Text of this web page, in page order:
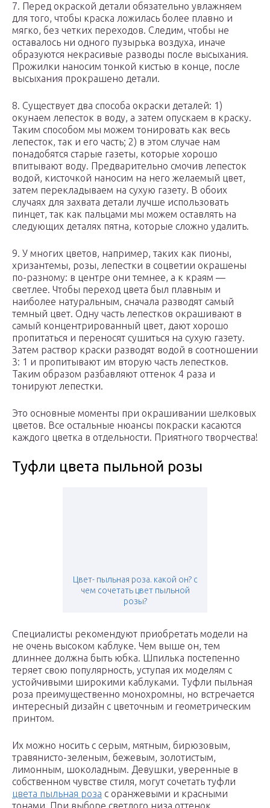
7. Перед окраской детали обязательно увлажняем
для того, чтобы краска ложилась более плавно и
мягко, без четких переходов. Следим, чтобы не
оставалось ни одного пузырька воздуха, иначе
образуются некрасивые разводы после высыхания.
Прожилки наносим тонкой кистью в конце, после
высыхания прокрашено детали.
8. Существует два способа окраски деталей: 1)
окунаем лепесток в воду, а затем опускаем в краску.
Таким способом мы можем тонировать как весь
лепесток, так и его часть; 2) в этом случае нам
понадобятся старые газеты, которые хорошо
впитывают воду. Предварительно смочив лепесток
водой, кисточкой наносим на него желаемый цвет,
затем перекладываем на сухую газету. В обоих
случаях для захвата детали лучше использовать
пинцет, так как пальцами мы можем оставлять на
следующих деталях пятна, которые сложно удалить.
9. У многих цветов, например, таких как пионы,
хризантемы, розы, лепестки в соцветии окрашены
по-разному: в центре они темнее, а к краям —
светлее. Чтобы переход цвета был плавным и
наиболее натуральным, сначала разводят самый
темный цвет. Одну часть лепестков окрашивают в
самый концентрированный цвет, дают хорошо
пропитаться и переносят сушиться на сухую газету.
Затем раствор краски разводят водой в соотношении
3: 1 и пропитывают им вторую часть лепестков.
Таким образом разбавляют оттенок 4 раза и
тонируют лепестки.
Это основные моменты при окрашивании шелковых
цветов. Все остальные нюансы покраски касаются
каждого цветка в отдельности. Приятного творчества!
Туфли цвета пыльной розы
Цвет- пыльная роза. какой он? с
чем сочетать цвет пыльной
розы?
Специалисты рекомендуют приобретать модели на
не очень высоком каблуке. Чем выше он, тем
длиннее должна быть юбка. Шпилька постепенно
теряет свою популярность, уступая их моделям с
устойчивыми широкими каблуками. Туфли пыльная
роза преимущественно монохромны, но встречается
интересный дизайн с цветочным и геометрическим
принтом.
Их можно носить с серым, мятным, бирюзовым,
травянисто-зеленым, бежевым, золотистым,
лимонным, шоколадным. Девушки, уверенные в
собственном чувстве стиля, могут сочетать туфли
цвета пыльная роза с оранжевыми и красными
тонами. При выборе светлого низа оттенок